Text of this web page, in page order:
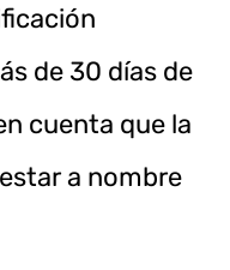
de 30 días de
cuenta que la
a nombre